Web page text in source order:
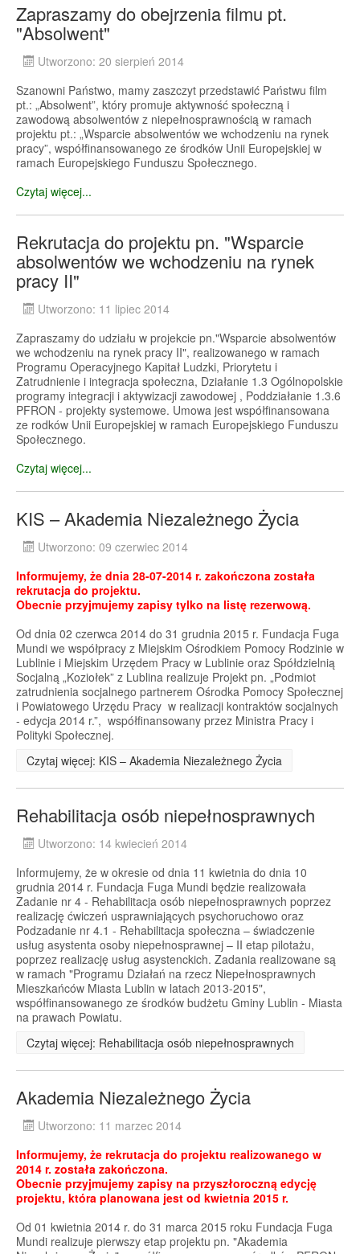
Zapraszamy do obejrzenia filmu pt.
"Absolwent"
Utworzono: 20 sierpień 2014
Szanowni Państwo, mamy zaszczyt przedstawić Państwu film
pt.: „Absolwent”, który promuje aktywność społeczną i
zawodową absolwentów z niepełnosprawnością w ramach
projektu pt.: „Wsparcie absolwentów we wchodzeniu na rynek
pracy”, współfinansowanego ze środków Unii Europejskiej w
ramach Europejskiego Funduszu Społecznego.
Czytaj więcej...
Rekrutacja do projektu pn. "Wsparcie
absolwentów we wchodzeniu na rynek
pracy II"
Utworzono: 11 lipiec 2014
Zapraszamy do udziału w projekcie pn."Wsparcie absolwentów
we wchodzeniu na rynek pracy II", realizowanego w ramach
Programu Operacyjnego Kapitał Ludzki, Priorytetu i
Zatrudnienie i integracja społeczna, Działanie 1.3 Ogólnopolskie
programy integracji i aktywizacji zawodowej , Poddziałanie 1.3.6
PFRON - projekty systemowe. Umowa jest współfinansowana
ze rodków Unii Europejskiej w ramach Europejskiego Funduszu
Społecznego.
Czytaj więcej...
KIS – Akademia Niezależnego Życia
Utworzono: 09 czerwiec 2014
Informujemy, że dnia 28-07-2014 r. zakończona została
rekrutacja do projektu.
Obecnie przyjmujemy zapisy tylko na listę rezerwową.
Od dnia 02 czerwca 2014 do 31 grudnia 2015 r. Fundacja Fuga
Mundi we współpracy z Miejskim Ośrodkiem Pomocy Rodzinie w
Lublinie i Miejskim Urzędem Pracy w Lublinie oraz Spółdzielnią
Socjalną „Koziołek” z Lublina realizuje Projekt pn. „Podmiot
zatrudnienia socjalnego partnerem Ośrodka Pomocy Społecznej
i Powiatowego Urzędu Pracy w realizacji kontraktów socjalnych
- edycja 2014 r.”, współfinansowany przez Ministra Pracy i
Polityki Społecznej.
Czytaj więcej: KIS – Akademia Niezależnego Życia
Rehabilitacja osób niepełnosprawnych
Utworzono: 14 kwiecień 2014
Informujemy, że w okresie od dnia 11 kwietnia do dnia 10
grudnia 2014 r. Fundacja Fuga Mundi będzie realizowała
Zadanie nr 4 - Rehabilitacja osób niepełnosprawnych poprzez
realizację ćwiczeń usprawniających psychoruchowo oraz
Podzadanie nr 4.1 - Rehabilitacja społeczna – świadczenie
usług asystenta osoby niepełnosprawnej – II etap pilotażu,
poprzez realizację usług asystenckich. Zadania realizowane są
w ramach "Programu Działań na rzecz Niepełnosprawnych
Mieszkańców Miasta Lublin w latach 2013-2015",
współfinansowanego ze środków budżetu Gminy Lublin - Miasta
na prawach Powiatu.
Czytaj więcej: Rehabilitacja osób niepełnosprawnych
Akademia Niezależnego Życia
Utworzono: 11 marzec 2014
Informujemy, że rekrutacja do projektu realizowanego w
2014 r. została zakończona.
Obecnie przyjmujemy zapisy na przyszłoroczną edycję
projektu, która planowana jest od kwietnia 2015 r.
Od 01 kwietnia 2014 r. do 31 marca 2015 roku Fundacja Fuga
Mundi realizuje pierwszy etap projektu pn. "Akademia